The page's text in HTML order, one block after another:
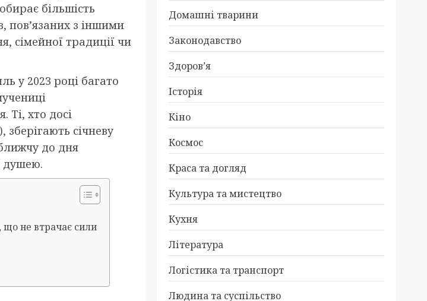
більшість
пов’язаних з іншими
сімейної традиції чи
у 2023 році багато
Ті, хто досі
зберігають січневу
до дня
душею.
що не втрачає сили
Домашні тварини
Законодавство
Здоров’я
Історія
Кіно
Космос
Краса та догляд
Культура та мистецтво
Кухня
Література
Логістика та транспорт
Людина та суспільство